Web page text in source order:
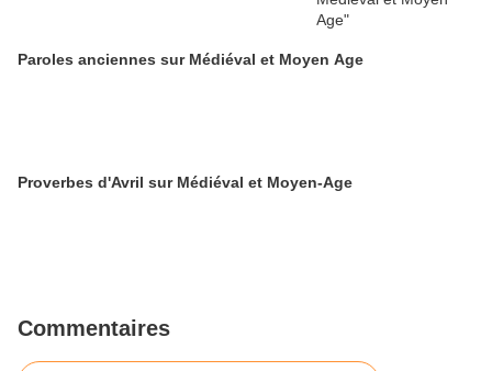
Paroles anciennes sur Médiéval et Moyen Age
Proverbes d'Avril sur Médiéval et Moyen-Age
Commentaires